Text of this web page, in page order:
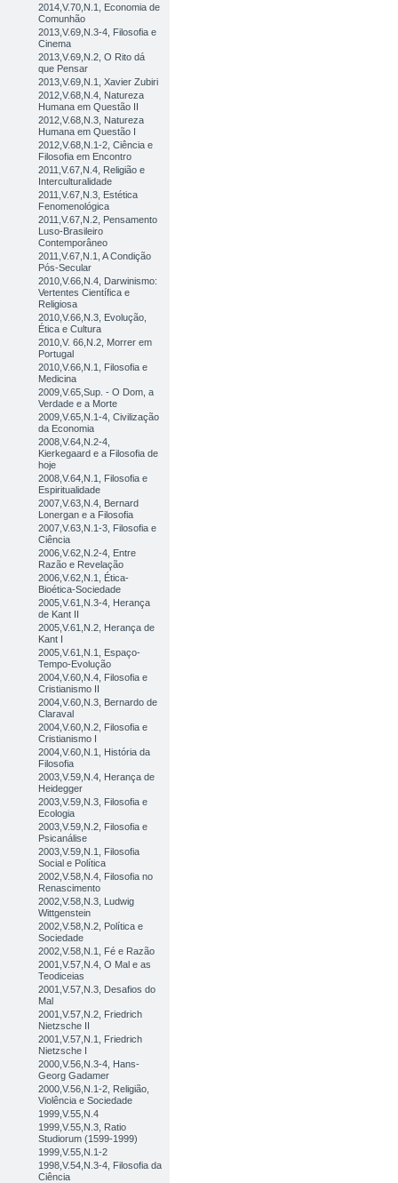
2014,V.70,N.1, Economia de
Comunhão
2013,V.69,N.3-4, Filosofia e
Cinema
2013,V.69,N.2, O Rito dá
que Pensar
2013,V.69,N.1, Xavier Zubiri
2012,V.68,N.4, Natureza
Humana em Questão II
2012,V.68,N.3, Natureza
Humana em Questão I
2012,V.68,N.1-2, Ciência e
Filosofia em Encontro
2011,V.67,N.4, Religião e
Interculturalidade
2011,V.67,N.3, Estética
Fenomenológica
2011,V.67,N.2, Pensamento
Luso-Brasileiro
Contemporâneo
2011,V.67,N.1, A Condição
Pós-Secular
2010,V.66,N.4, Darwinismo:
Vertentes Científica e
Religiosa
2010,V.66,N.3, Evolução,
Ética e Cultura
2010,V. 66,N.2, Morrer em
Portugal
2010,V.66,N.1, Filosofia e
Medicina
2009,V.65,Sup. - O Dom, a
Verdade e a Morte
2009,V.65,N.1-4, Civilização
da Economia
2008,V.64,N.2-4,
Kierkegaard e a Filosofia de
hoje
2008,V.64,N.1, Filosofia e
Espiritualidade
2007,V.63,N.4, Bernard
Lonergan e a Filosofia
2007,V.63,N.1-3, Filosofia e
Ciência
2006,V.62,N.2-4, Entre
Razão e Revelação
2006,V.62,N.1, Ética-
Bioética-Sociedade
2005,V.61,N.3-4, Herança
de Kant II
2005,V.61,N.2, Herança de
Kant I
2005,V.61,N.1, Espaço-
Tempo-Evolução
2004,V.60,N.4, Filosofia e
Cristianismo II
2004,V.60,N.3, Bernardo de
Claraval
2004,V.60,N.2, Filosofia e
Cristianismo I
2004,V.60,N.1, História da
Filosofia
2003,V.59,N.4, Herança de
Heidegger
2003,V.59,N.3, Filosofia e
Ecologia
2003,V.59,N.2, Filosofia e
Psicanálise
2003,V.59,N.1, Filosofia
Social e Política
2002,V.58,N.4, Filosofia no
Renascimento
2002,V.58,N.3, Ludwig
Wittgenstein
2002,V.58,N.2, Política e
Sociedade
2002,V.58,N.1, Fé e Razão
2001,V.57,N.4, O Mal e as
Teodiceias
2001,V.57,N.3, Desafios do
Mal
2001,V.57,N.2, Friedrich
Nietzsche II
2001,V.57,N.1, Friedrich
Nietzsche I
2000,V.56,N.3-4, Hans-
Georg Gadamer
2000,V.56,N.1-2, Religião,
Violência e Sociedade
1999,V.55,N.4
1999,V.55,N.3, Ratio
Studiorum (1599-1999)
1999,V.55,N.1-2
1998,V.54,N.3-4, Filosofia da
Ciência